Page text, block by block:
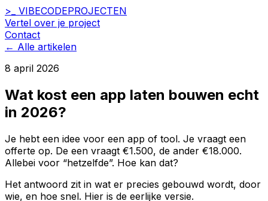
>_ VIBECODEPROJECTEN
Vertel over je project
Contact
← Alle artikelen
8 april 2026
Wat kost een app laten bouwen echt
in 2026?
Je hebt een idee voor een app of tool. Je vraagt een
offerte op. De een vraagt €1.500, de ander €18.000.
Allebei voor “hetzelfde”. Hoe kan dat?
Het antwoord zit in wat er precies gebouwd wordt, door
wie, en hoe snel. Hier is de eerlijke versie.